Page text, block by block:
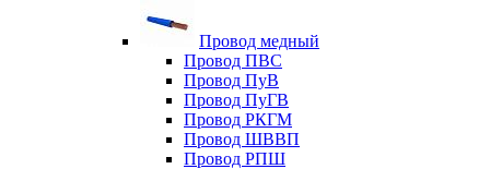
Провод медный
Провод ПВС
Провод ПуВ
Провод ПуГВ
Провод РКГМ
Провод ШВВП
Провод РПШ